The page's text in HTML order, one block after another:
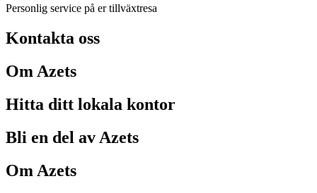
Personlig service på er tillväxtresa
Kontakta oss
Om Azets
Hitta ditt lokala kontor
Bli en del av Azets
Om Azets